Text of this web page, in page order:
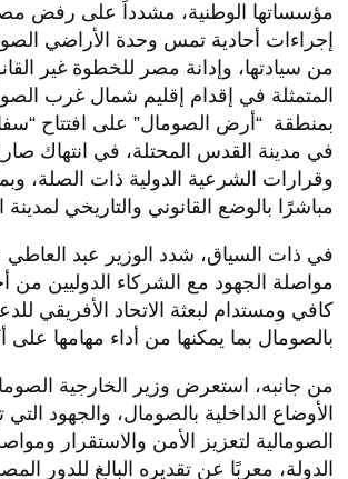
مؤسساتها الوطنية، مشدداً على رفض
إجراءات أحادية تمس وحدة الأراضي
من سيادتها، وإدانة مصر للخطوة غير
المتمثلة في إقدام إقليم شمال غرب
بمنطقة “أرض الصومال” على افتتاح
في مدينة القدس المحتلة، في انتهاك
وقرارات الشرعية الدولية ذات الصلة،
مباشرًا بالوضع القانوني والتاريخي
في ذات السياق، شدد الوزير عبد العاطي
مواصلة الجهود مع الشركاء الدوليين
كافي ومستدام لبعثة الاتحاد الأفريقي
بالصومال بما يمكنها من أداء مهامها
من جانبه، استعرض وزير الخارجية
الأوضاع الداخلية بالصومال، والجهود التي
الصومالية لتعزيز الأمن والاستقرار
الدولة، معربًا عن تقديره البالغ للدور